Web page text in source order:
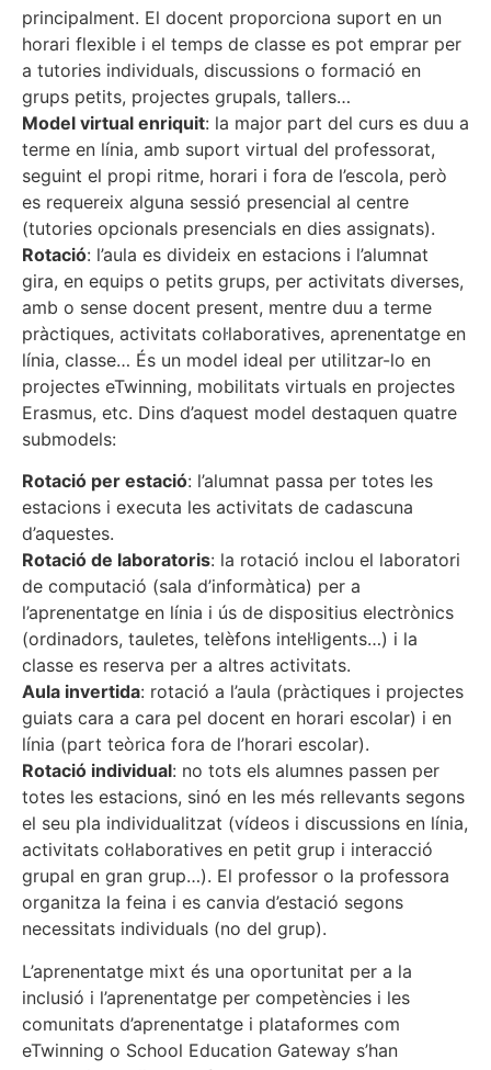
principalment. El docent proporciona suport en un
horari flexible i el temps de classe es pot emprar per
a tutories individuals, discussions o formació en
grups petits, projectes grupals, tallers…
Model virtual enriquit: la major part del curs es duu a
terme en línia, amb suport virtual del professorat,
seguint el propi ritme, horari i fora de l’escola, però
es requereix alguna sessió presencial al centre
(tutories opcionals presencials en dies assignats).
Rotació: l’aula es divideix en estacions i l’alumnat
gira, en equips o petits grups, per activitats diverses,
amb o sense docent present, mentre duu a terme
pràctiques, activitats col·laboratives, aprenentatge en
línia, classe… És un model ideal per utilitzar-lo en
projectes eTwinning, mobilitats virtuals en projectes
Erasmus, etc. Dins d’aquest model destaquen quatre
submodels:
Rotació per estació: l’alumnat passa per totes les
estacions i executa les activitats de cadascuna
d’aquestes.
Rotació de laboratoris: la rotació inclou el laboratori
de computació (sala d’informàtica) per a
l’aprenentatge en línia i ús de dispositius electrònics
(ordinadors, tauletes, telèfons intel·ligents…) i la
classe es reserva per a altres activitats.
Aula invertida: rotació a l’aula (pràctiques i projectes
guiats cara a cara pel docent en horari escolar) i en
línia (part teòrica fora de l’horari escolar).
Rotació individual: no tots els alumnes passen per
totes les estacions, sinó en les més rellevants segons
el seu pla individualitzat (vídeos i discussions en línia,
activitats col·laboratives en petit grup i interacció
grupal en gran grup…). El professor o la professora
organitza la feina i es canvia d’estació segons
necessitats individuals (no del grup).
L’aprenentatge mixt és una oportunitat per a la
inclusió i l’aprenentatge per competències i les
comunitats d’aprenentatge i plataformes com
eTwinning o School Education Gateway s’han